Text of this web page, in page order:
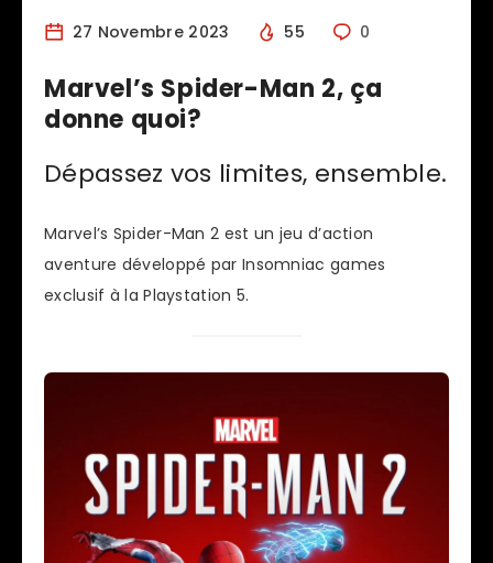
27 Novembre 2023 55 0
Marvel’s Spider-Man 2, ça
donne quoi?
Dépassez vos limites, ensemble.
Marvel’s Spider-Man 2 est un jeu d’action
aventure développé par Insomniac games
exclusif à la Playstation 5.